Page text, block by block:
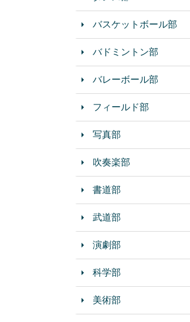
バスケットボール部
バドミントン部
バレーボール部
フィールド部
写真部
吹奏楽部
書道部
武道部
演劇部
科学部
美術部